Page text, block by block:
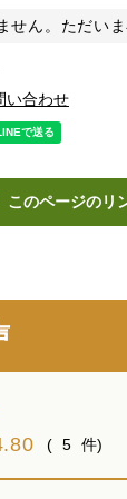
せん。ただい
い合わせ
このページのリ
5